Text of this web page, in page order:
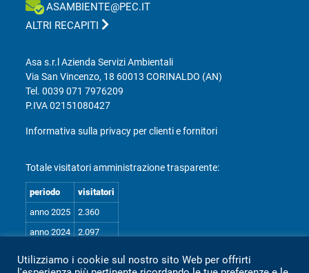
ASAMBIENTE@PEC.IT
ALTRI RECAPITI
Asa s.r.l Azienda Servizi Ambientali
Via San Vincenzo, 18 60013 CORINALDO (AN)
Tel.0039 071 7976209
P.IVA 02151080427
Informativa sulla privacy per clienti e fornitori
Totale visitatori amministrazione trasparente:
periodo
visitatori
anno 2025
2.360
anno 2024
2.097
Utilizziamo i cookie sul nostro sito Web per offrirti